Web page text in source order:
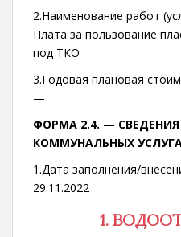
2.Наименование работ
Плата за пользование
под ТКО
3.Годовая плановая
—
ФОРМА 2.4. —
КОММУНАЛЬНЫХ
1.Дата заполнения/
29.11.2022
1.